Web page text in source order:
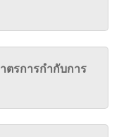
ตรการกำกับการ